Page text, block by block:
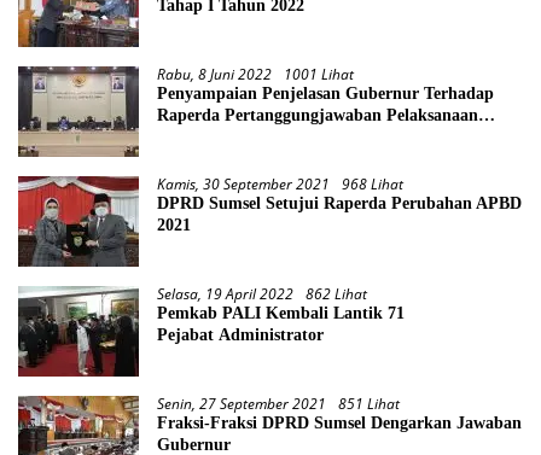
Tahap I Tahun 2022
Rabu, 8 Juni 2022 1001 Lihat
Penyampaian Penjelasan Gubernur Terhadap
Raperda Pertanggungjawaban Pelaksanaan
Kamis, 30 September 2021 968 Lihat
DPRD Sumsel Setujui Raperda Perubahan APBD
2021
Selasa, 19 April 2022 862 Lihat
Pemkab PALI Kembali Lantik 71
Pejabat Administrator
Senin, 27 September 2021 851 Lihat
Fraksi-Fraksi DPRD Sumsel Dengarkan Jawaban
Gubernur